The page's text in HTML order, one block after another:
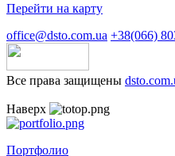
Перейти на карту
office@dsto.com.ua +38(066)
Все права защищены
Наверх
Портфолио